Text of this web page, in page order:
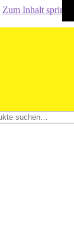
Zum Inhalt springen